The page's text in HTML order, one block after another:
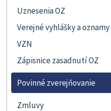
Uznesenia OZ
Verejné vyhlášky a oznamy
VZN
Zápisnice zasadnutí OZ
Povinné zverejňovanie
Zmluvy